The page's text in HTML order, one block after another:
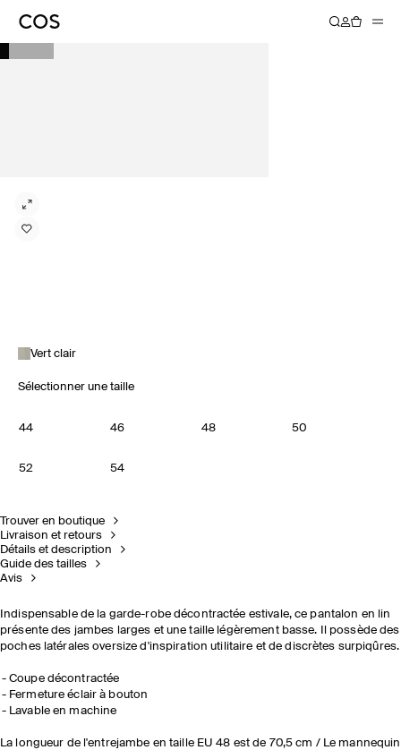
Vert clair
Sélectionner une taille
44 46 48 50
52 54
Trouver en boutique
Livraison et retours
Détails et description
Guide des tailles
Avis
Indispensable de la garde-robe décontractée estivale, ce pantalon en lin
présente des jambes larges et une taille légèrement basse. Il possède des
poches latérales oversize d'inspiration utilitaire et de discrètes surpiqûres.
Coupe décontractée
Fermeture éclair à bouton
Lavable en machine
La longueur de l'entrejambe en taille EU 48 est de 70,5 cm / Le mannequin